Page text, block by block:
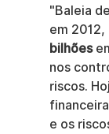
"Baleia
em 2012,
bilhões
nos
riscos.
e os